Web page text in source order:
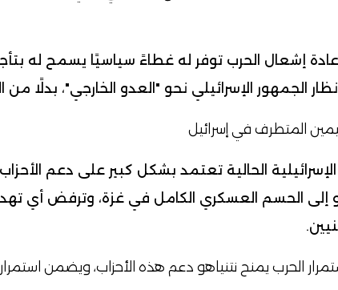
إعادة إشعال الحرب توفر له غطاءً سياسيًا يسمح له
الجمهور الإسرائيلي نحو "العدو الخارجي"، بدلًا من
الحالية تعتمد بشكل كبير على دعم
إلى الحسم العسكري الكامل في غزة، وترفض أي
الحرب يمنح نتنياهو دعم هذه الأحزاب، ويضمن